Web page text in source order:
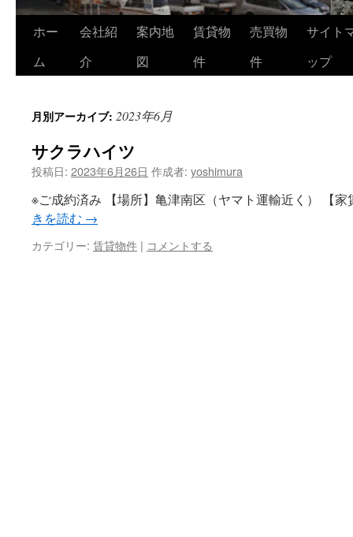
ン
ツ
へ
ホー
ム
会社紹
介
案内地
図
賃貸物
件
売買物
件
サイト
ップ
月別アーカイブ: 2023年6月
サクラハイツ
投稿日: 2023年6月26日 作成者: yoshimura
※ご成約済み 【場所】亀津南区（ヤマト運輸近く） 【
きを読む →
カテゴリー: 賃貸物件 | コメントする